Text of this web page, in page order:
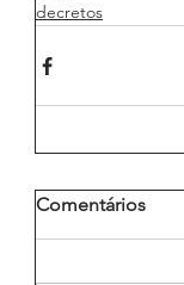
decretos
Comentários